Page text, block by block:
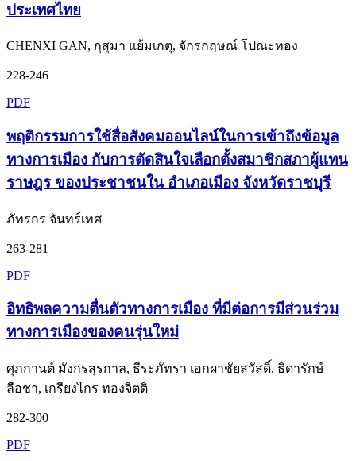
ประเทศไทย
CHENXI GAN, กุสุมา แย้มเกตุ, จักรกฤษณ์ โปณะทอง
228-246
PDF
พฤติกรรมการใช้สื่อสังคมออนไลน์ในการเข้าถึงข้อมูล
ทางการเมือง กับการตัดสินใจเลือกตั้งสมาชิกสภาผู้แทน
ราษฎร ของประชาชนใน อำเภอเมือง จังหวัดราชบุรี
ภัทรกร จันทร์เทศ
263-281
PDF
อิทธิพลความตื่นตัวทางการเมือง ที่มีต่อการมีส่วนร่วม
ทางการเมืองของคนรุ่นใหม่
ศุภกานต์ มังกรสุรกาล, ธีระภัทรา เอกผาชัยสวัสดิ์, ธิดารักษ์
ลือชา, เกรียงไกร ทองจิตติ
282-300
PDF